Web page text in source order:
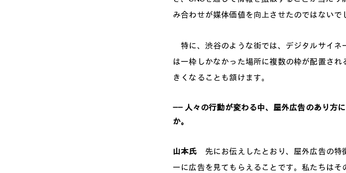
み合わせが媒体価値を向上させたのではないで
特に、渋谷のような街では、デジタルサイネ
は一枠しかなかった場所に複数の枠が配置さ
きくなることも頷けます。
―― 人々の行動が変わる中、屋外広告のあり方
か。
山本氏 先にお伝えしたとおり、屋外広告の特
ーに広告を見てもらえることです。私たちは